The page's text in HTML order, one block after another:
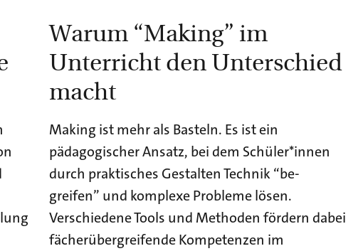
Warum “Making” im
Unterricht den Unterschied
macht
Making ist mehr als Basteln. Es ist ein
pädagogischer Ansatz, bei dem Schüler*innen
durch praktisches Gestalten Technik “be-
greifen” und komplexe Probleme lösen.
Verschiedene Tools und Methoden fördern dabei
fächerübergreifende Kompetenzen im